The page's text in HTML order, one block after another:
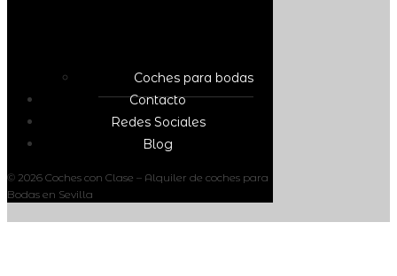
Coches para bodas
Contacto
Redes Sociales
Blog
© 2026 Coches con Clase – Alquiler de coches para
Bodas en Sevilla